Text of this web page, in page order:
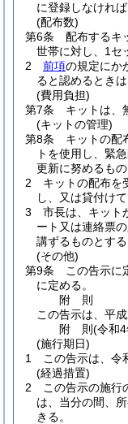
に登録しなければ
(配布数)
第6条
配布するキ
世帯に対し、1セ
2
前項の規定にか
ると認めるとき
(費用負担)
第7条
キットは、
(キットの管理)
第8条
キットの配
トを使用し、緊
更新に努めるもの
2
キットの配布を
し、又は貸付けて
3
市長は、キット
ート又は連絡票
講ずるものとする
(その他)
第9条
この告示に
に定める。
附 則
この告示は、平
附 則(令和
(施行期日)
1
この告示は、令
(経過措置)
2
この告示の施行
は、当分の間、
きる。